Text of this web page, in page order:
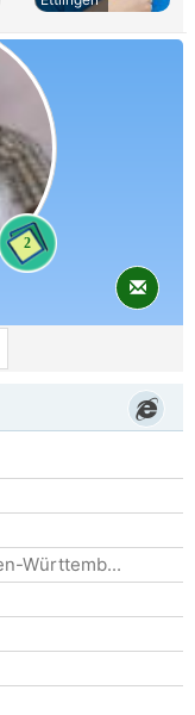
2
Württemb...